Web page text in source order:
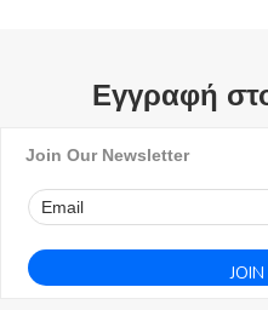
Εγγραφή
Join Our Newsletter